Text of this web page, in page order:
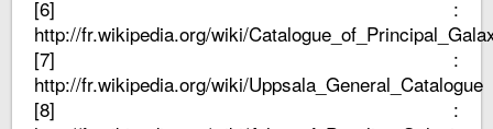
[6] :
http://fr.wikipedia.org/wiki/
[7] :
http://fr.wikipedia.org/wiki/Uppsala_General_Catalogue
[8] :